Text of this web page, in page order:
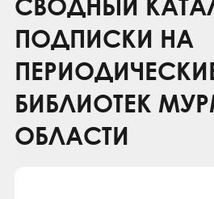
Контакты
СВОДНЫЙ
ПОДПИСКИ НА
БИБЛИОТЕК
ОБЛАСТИ